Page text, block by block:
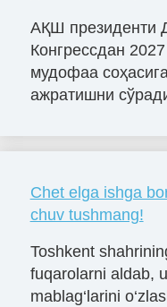
АҚШ президенти
Конгрессдан
мудофаа
ажратишни
Chet elga ishga
chuv tushmang!
Toshkent
fuqarolarni aldab,
mablag‘larini